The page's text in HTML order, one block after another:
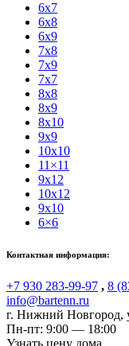
6x7
6x8
6x9
7x8
7x9
7x7
8x8
8x9
8x10
9x9
10x10
11×11
9x12
10x12
9x10
6×6
Контактная информация:
+7 930 283-99-97 , 8
info@bartenn.ru
г. Нижний Новгород,
Пн-пт: 9:00 — 18:00